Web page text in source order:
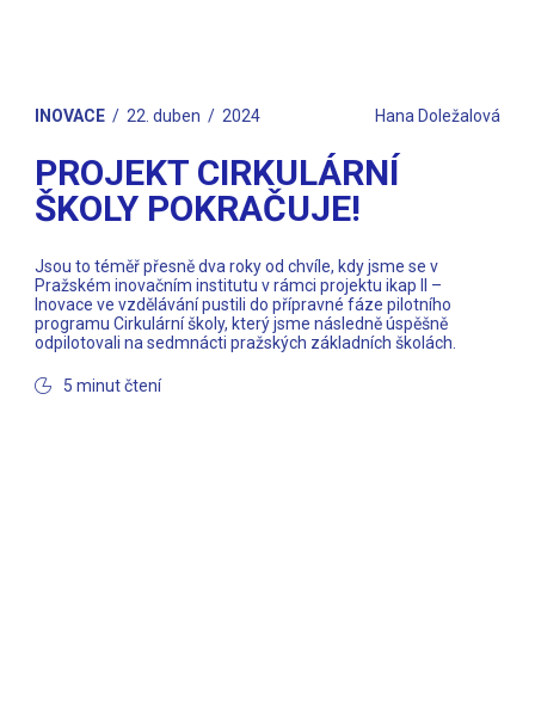
INOVACE 22. duben 2024 Hana Doležalová
PROJEKT CIRKULÁRNÍ
ŠKOLY POKRAČUJE!
Jsou to téměř přesně dva roky od chvíle, kdy jsme se v
Pražském inovačním institutu v rámci projektu ikap II –
Inovace ve vzdělávání pustili do přípravné fáze pilotního
programu Cirkulární školy, který jsme následně úspěšně
odpilotovali na sedmnácti pražských základních školách.
5 minut čtení